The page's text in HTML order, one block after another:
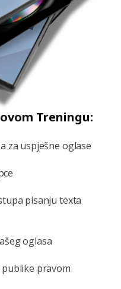
Treningu:
za uspješne oglase
pisanju texta
oglasa
pravom